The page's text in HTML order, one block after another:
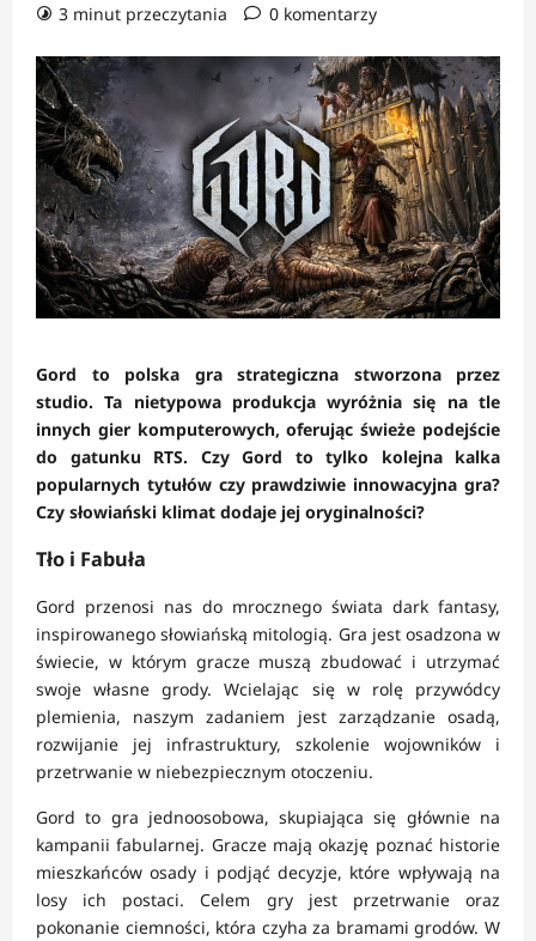
3 minut przeczytania
0 komentarzy
Gord to polska gra strategiczna stworzona przez
studio. Ta nietypowa produkcja wyróżnia się na tle
innych gier komputerowych, oferując świeże podejście
do gatunku RTS. Czy Gord to tylko kolejna kalka
popularnych tytułów czy prawdziwie innowacyjna gra?
Czy słowiański klimat dodaje jej oryginalności?
Tło i Fabuła
Gord przenosi nas do mrocznego świata dark fantasy,
inspirowanego słowiańską mitologią. Gra jest osadzona w
świecie, w którym gracze muszą zbudować i utrzymać
swoje własne grody. Wcielając się w rolę przywódcy
plemienia, naszym zadaniem jest zarządzanie osadą,
rozwijanie jej infrastruktury, szkolenie wojowników i
przetrwanie w niebezpiecznym otoczeniu.
Gord to gra jednoosobowa, skupiająca się głównie na
kampanii fabularnej. Gracze mają okazję poznać historie
mieszkańców osady i podjąć decyzje, które wpływają na
losy ich postaci. Celem gry jest przetrwanie oraz
pokonanie ciemności, która czyha za bramami grodów. W